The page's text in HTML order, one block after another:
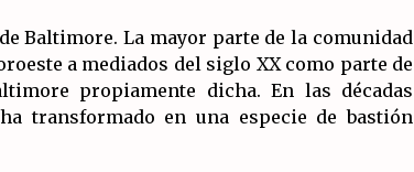
Baltimore. La mayor parte de la comunidad
a mediados del siglo XX como parte de
propiamente dicha. En las décadas
transformado en una especie de bastión